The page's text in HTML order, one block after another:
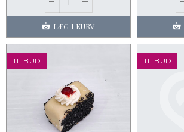
LÆG I KURV
TILBUD TILBUD